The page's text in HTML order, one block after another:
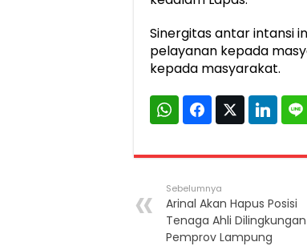
Sinergitas antar intansi
pelayanan kepada
kepada masyarakat.
Sebelumnya
Arinal Akan Hapus Posisi
Tenaga Ahli Dilingkungan
Pemprov Lampung